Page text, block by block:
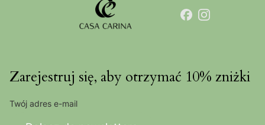
Zarejestruj się, aby otrzymać 10% zniżki
Twój adres e-mail